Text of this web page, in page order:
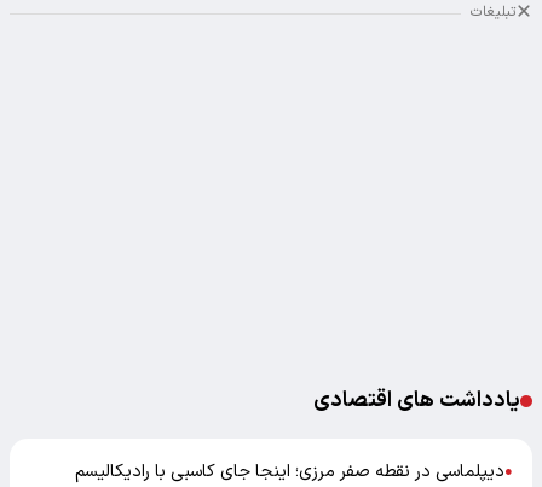
تبلیغات
یادداشت های اقتصادی
●دیپلماسی در نقطه صفر مرزی؛ اینجا جای کاسبی با رادیکالیسم